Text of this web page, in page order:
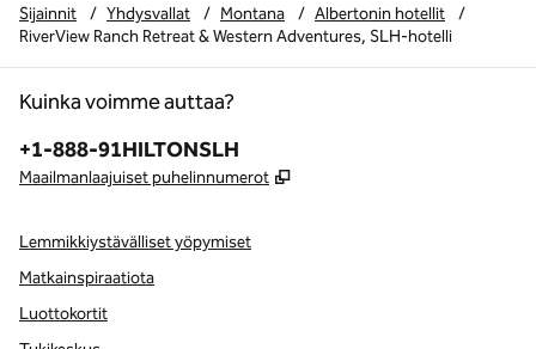
Sijainnit / Yhdysvallat / Montana / Albertonin hotellit
/
RiverView Ranch Retreat & Western Adventures, SLH-hotelli
Kuinka voimme auttaa?
Puhelin:
+1-888-91HILTONSLH
Maailmanlaajuiset puhelinnumerot ,
Lemmikkiystävälliset yöpymiset
Matkainspiraatiota
Luottokortit